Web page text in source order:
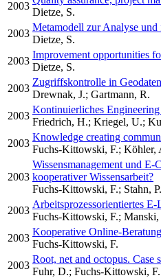
2003
Dietze, S.
2003
Metamodell zur Analyse
Dietze, S.
2003
Improvement opportunities
Dietze, S.
2003
Zugriffskontrolle in
Drewnak, J.; Gartmann, R.
2003
Kontinuierliches
Friedrich, H.; Kriegel, U.;
2003
Knowledge creating
Fuchs-Kittowski, F.; Köhler,
2003
Wissensmanagement und
kooperativer Wissensarbeit?
Fuchs-Kittowski, F.; Stahn,
2003
Arbeitsprozessorientiertes
Fuchs-Kittowski, F.;
2003
Kooperative Online-
Fuchs-Kittowski, F.
2003
Root, net and octopus. Case
Fuhr, D.; Fuchs-Kittowski, F.